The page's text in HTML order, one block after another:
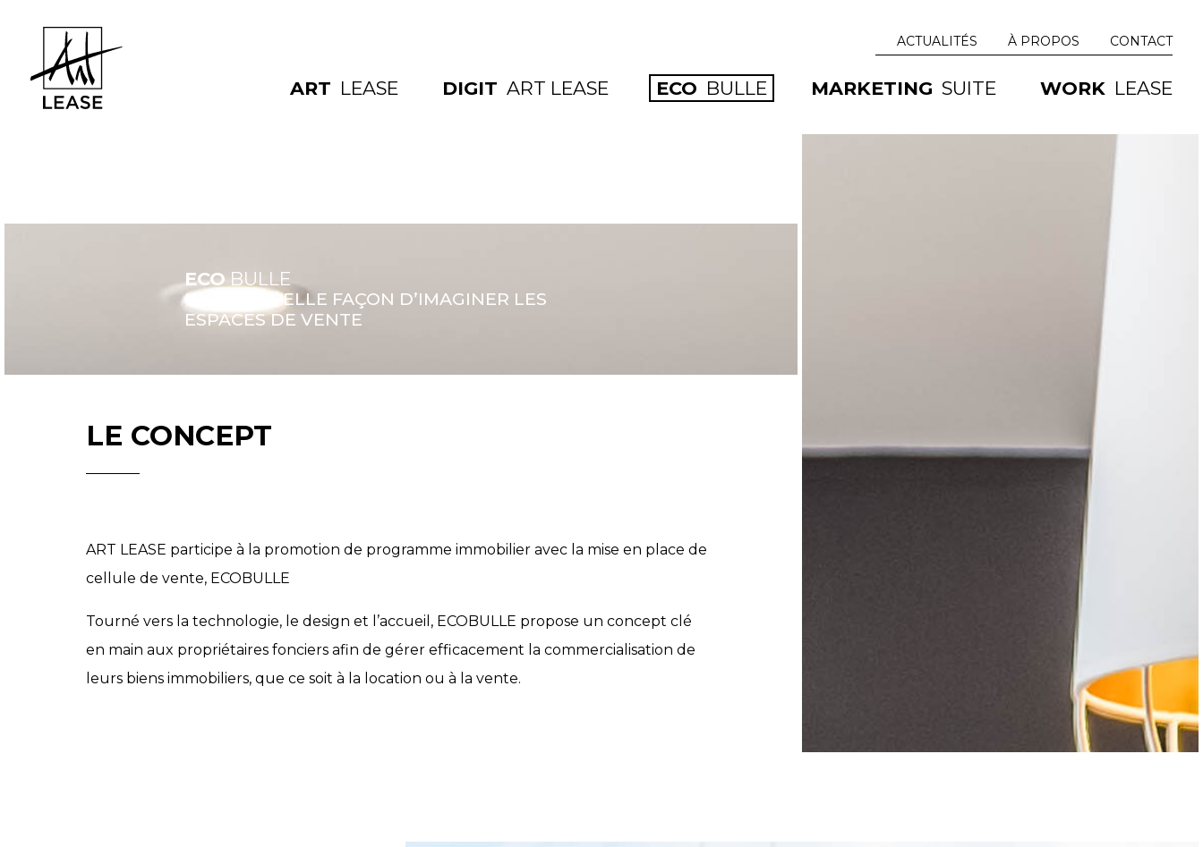
ACTUALITÉS À PROPOS CONTACT
ART LEASE DIGIT ART LEASE ECO BULLE MARKETING SUITE WORK LEASE
ECO BULLE
UNE NOUVELLE FAÇON D’IMAGINER LES
ESPACES DE VENTE
LE CONCEPT
ART LEASE participe à la promotion de programme immobilier avec la mise en place de
cellule de vente, ECOBULLE
Tourné vers la technologie, le design et l’accueil, ECOBULLE propose un concept clé
en main aux propriétaires fonciers afin de gérer efficacement la commercialisation de
leurs biens immobiliers, que ce soit à la location ou à la vente.